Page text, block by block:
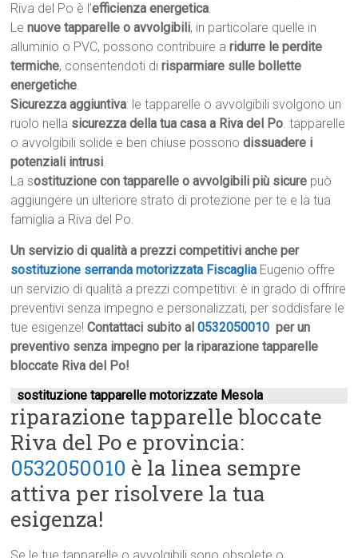
Riva del Po è l’efficienza energetica.
Lenuove tapparelle o avvolgibili, in particolare quelle in
alluminio o PVC, possono contribuire aridurre le perdite
termiche, consentendoti dirisparmiare sulle bollette
energetiche.
Sicurezza aggiuntiva: le tapparelle o avvolgibili svolgono un
ruolo nella sicurezza della tua casa a Riva del Po. tapparelle
o avvolgibili solide e ben chiuse possonodissuadere i
potenziali intrusi.
La sostituzione con tapparelle o avvolgibili più sicure può
aggiungere un ulteriore strato di protezione per te e la tua
famiglia a Riva del Po.
Un servizio di qualità a prezzi competitivi anche per
sostituzione serranda motorizzata Fiscaglia Eugenio offre
un servizio di qualità a prezzi competitivi: è in grado di offrire
preventivi senza impegno e personalizzati, per soddisfare le
tue esigenze!Contattaci subito al0532050010 per un
preventivo senza impegno per la riparazione tapparelle
bloccate Riva del Po!
sostituzione tapparelle motorizzate Mesola
riparazione tapparelle bloccate
Riva del Po e provincia:
0532050010 è la linea sempre
attiva per risolvere la tua
esigenza!